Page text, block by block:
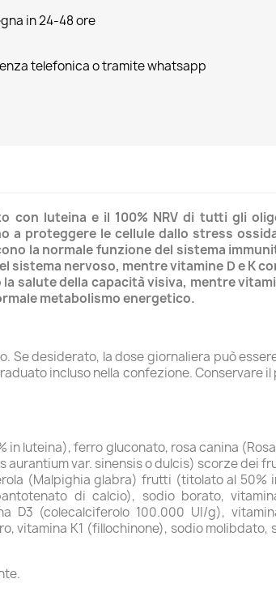
in 24-48 ore
telefonica o tramite whatsapp
con luteina e il 100% NRV di tutti gli
a proteggere le cellule dallo stress
la normale funzione del sistema
sistema nervoso, mentre vitamine D e K
salute della capacità visiva, mentre
metabolismo energetico.
Se desiderato, la dose giornaliera può
incluso nella confezione. Conservare
luteina), ferro gluconato, rosa canina
var. sinensis o dulcis) scorze dei
(Malpighia glabra) frutti (titolato al 50%
di calcio), sodio borato,
(colecalciferolo 100.000 UI/g),
vitamina K1 (fillochinone), sodio molibdato,